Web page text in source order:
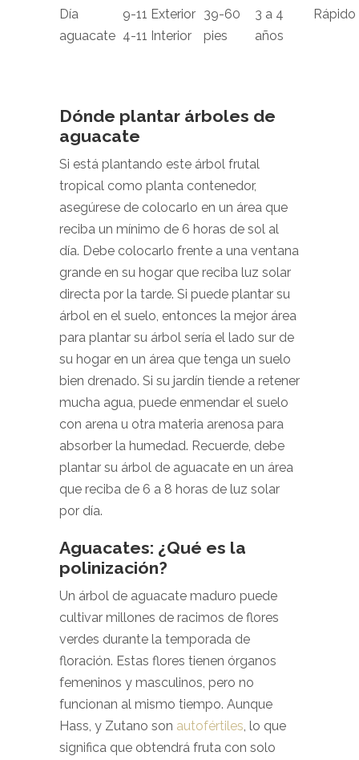
Día
aguacate
9-11 Exterior
4-11 Interior
39-60
pies
3 a 4
años
Rápido
Dónde plantar árboles de
aguacate
Si está plantando este árbol frutal
tropical como planta contenedor,
asegúrese de colocarlo en un área que
reciba un mínimo de 6 horas de sol al
día. Debe colocarlo frente a una ventana
grande en su hogar que reciba luz solar
directa por la tarde. Si puede plantar su
árbol en el suelo, entonces la mejor área
para plantar su árbol sería el lado sur de
su hogar en un área que tenga un suelo
bien drenado. Si su jardín tiende a retener
mucha agua, puede enmendar el suelo
con arena u otra materia arenosa para
absorber la humedad. Recuerde, debe
plantar su árbol de aguacate en un área
que reciba de 6 a 8 horas de luz solar
por día.
Aguacates: ¿Qué es la
polinización?
Un árbol de aguacate maduro puede
cultivar millones de racimos de flores
verdes durante la temporada de
floración. Estas flores tienen órganos
femeninos y masculinos, pero no
funcionan al mismo tiempo. Aunque
Hass, y Zutano son autofértiles, lo que
significa que obtendrá fruta con solo